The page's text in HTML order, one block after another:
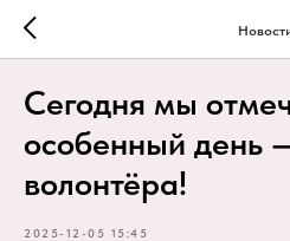
Сегодня мы
особенный день
волонтёра!
2025-12-05 15:45